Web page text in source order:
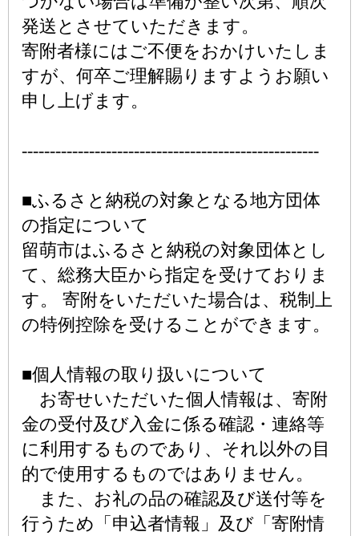
発送とさせていただきます。
寄附者様にはご不便をおかけいたしま
すが、何卒ご理解賜りますようお願い
申し上げます。
-----------------------------------------------------
■ふるさと納税の対象となる地方団体
の指定について
留萌市はふるさと納税の対象団体とし
て、総務大臣から指定を受けておりま
す。 寄附をいただいた場合は、税制上
の特例控除を受けることができます。
■個人情報の取り扱いについて
お寄せいただいた個人情報は、寄附
金の受付及び入金に係る確認・連絡等
に利用するものであり、それ以外の目
的で使用するものではありません。
また、お礼の品の確認及び送付等を
行うため「申込者情報」及び「寄附情